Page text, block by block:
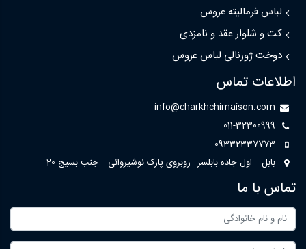
لباس فرمالیته عروس
کت و شلوار عقد و نامزدی
دوخت ژورنالی لباس عروس
اطلاعات تماس
info@charkhchimaison.com
011-32300999
09332337773
بابل _ اول جاده بابلسر_ روبروی پارک نوشیروانی _ جنب بسیج 20
تماس با ما